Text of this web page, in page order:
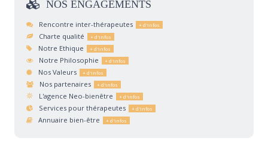
NOS ENGAGEMENTS
Rencontre inter-thérapeutes
Charte qualité
Notre Ethique
Notre Philosophie
Nos Valeurs
Nos partenaires
L'agence Neo-bienêtre
Services pour thérapeutes
Annuaire bien-être